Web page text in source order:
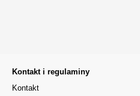
Kontakt i regulaminy
Kontakt